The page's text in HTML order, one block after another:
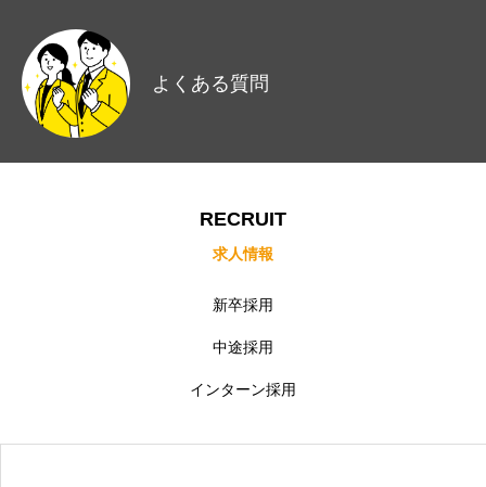
トップページ
新卒採用
よくある質問
RECRUIT
求人情報
新卒採用
中途採用
インターン採用